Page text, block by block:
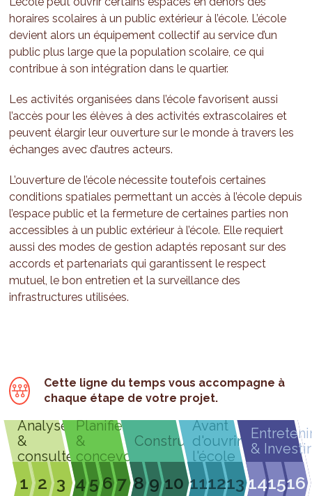
horaires scolaires à un public extérieur à l’école. L’école
devient alors un équipement collectif au service d’un
public plus large que la population scolaire, ce qui
contribue à son intégration dans le quartier.
Les activités organisées dans l’école favorisent aussi
l’accès pour les élèves à des activités extrascolaires et
peuvent élargir leur ouverture sur le monde à travers les
échanges avec d’autres acteurs.
L’ouverture de l’école nécessite toutefois certaines
conditions spatiales permettant un accès à l’école depuis
l’espace public et la fermeture de certaines parties non
accessibles à un public extérieur à l’école. Elle requiert
aussi des modes de gestion adaptés reposant sur des
accords et partenariats qui garantissent le respect
mutuel, le bon entretien et la surveillance des
infrastructures utilisées.
Cette ligne du temps vous accompagne à
chaque étape de votre projet.
Analyser
&
consulter
1 2 3
Planifier
&
concevoir
4 567
Construire
8 9 10
Avant
d'ouvrir
l'école
111213
& Investir
141516